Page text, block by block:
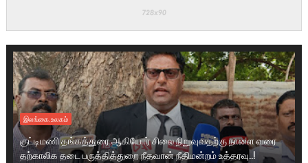
இலங்கை.உலகம்
குட்டிமணி தங்கத்துரை ஆகியோர் சிலை நிறுவுவதற்கு நாளை வரை
தற்காலிக தடை பருத்தித்துறை நீதவான் நீதிமன்றம் உத்தரவு..!